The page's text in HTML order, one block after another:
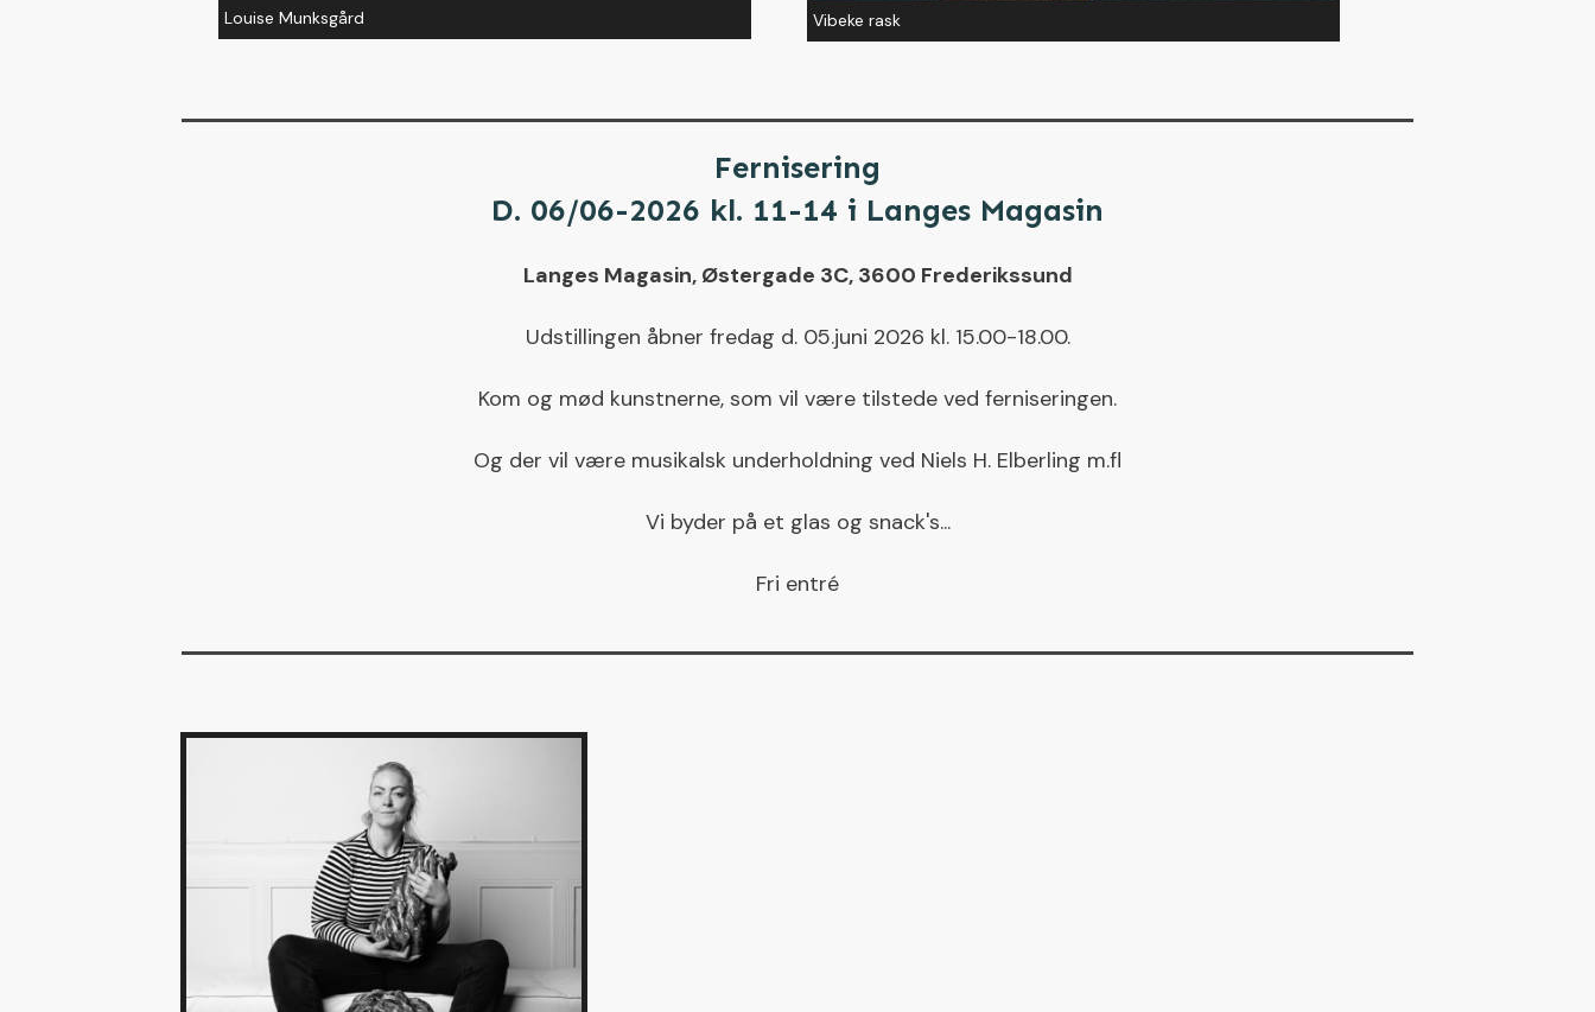
Louise Munksgård Vibeke rask
Fernisering
D. 06/06-2026 kl. 11-14 i Langes Magasin
Langes Magasin, Østergade 3C, 3600 Frederikssund
Udstillingen åbner fredag d. 05.juni 2026 kl. 15.00-18.00.
Kom og mød kunstnerne, som vil være tilstede ved ferniseringen.
Og der vil være musikalsk underholdning ved Niels H. Elberling m.fl
Vi byder på et glas og snack's...
Fri entré